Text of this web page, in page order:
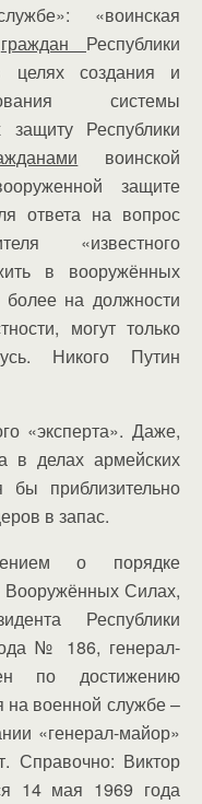
«воинская
граждан Республики
целях создания и
системы
защиту Республики
воинской
защите
ответа на вопрос
«известного
в вооружённых
на должности
могут только
Никого Путин
«эксперта». Даже,
в делах армейских
бы приблизительно
в запас.
о порядке
Силах,
Республики
№ 186, генерал-
по достижению
на военной службе –
«генерал-майор»
Справочно: Виктор
14 мая 1969 года